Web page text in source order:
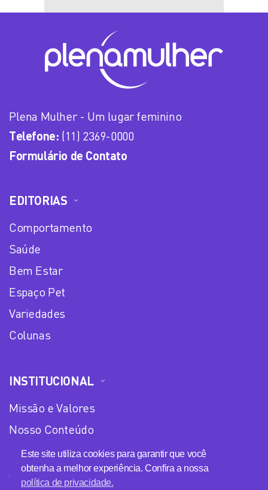
Este site utiliza cookies para garantir que você
obtenha a melhor experiência. Confira a nossa
política de privacidade.
Plena Mulher - Um lugar feminino
Telefone: (11) 2369-0000
Formulário de Contato
EDITORIAS
Comportamento
Saúde
Bem Estar
Espaço Pet
Variedades
Colunas
INSTITUCIONAL
Missão e Valores
Nosso Conteúdo
Equipe
Anuncie no Plena Mulher